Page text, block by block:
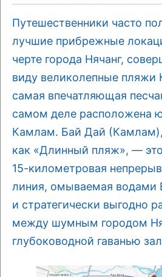
Путешественники часто
лучшие прибрежные
черте города Нячанг,
виду великолепные пляжи
самая впечатляющая
самом деле расположена
Камлам. Бай Дай (Камлам),
как «Длинный пляж», —
15-километровая
линия, омываемая водами
и стратегически выгодно
между шумным городом
глубоководной гаванью